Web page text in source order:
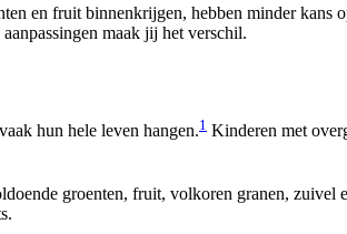
en fruit binnenkrijgen, hebben minder kans
maak jij het verschil.
hun hele leven hangen.1 Kinderen met
groenten, fruit, volkoren granen, zuivel